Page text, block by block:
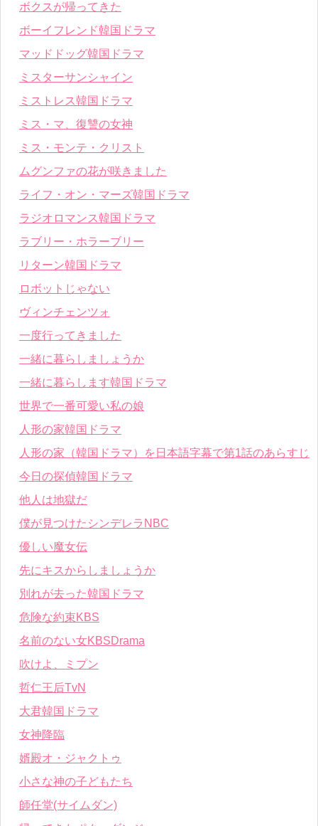
ボクスが帰ってきた
ボーイフレンド韓国ドラマ
マッドドッグ韓国ドラマ
ミスターサンシャイン
ミストレス韓国ドラマ
ミス・マ、復讐の女神
ミス・モンテ・クリスト
ムグンファの花が咲きました
ライフ・オン・マーズ韓国ドラマ
ラジオロマンス韓国ドラマ
ラブリー・ホラーブリー
リターン韓国ドラマ
ロボットじゃない
ヴィンチェンツォ
一度行ってきました
一緒に暮らしましょうか
一緒に暮らします韓国ドラマ
世界で一番可愛い私の娘
人形の家韓国ドラマ
人形の家（韓国ドラマ）を日本語字幕で第1話のあらすじ
今日の探偵韓国ドラマ
他人は地獄だ
僕が見つけたシンデレラNBC
優しい魔女伝
先にキスからしましょうか
別れが去った韓国ドラマ
危険な約束KBS
名前のない女KBSDrama
吹けよ、ミプン
哲仁王后TvN
大君韓国ドラマ
女神降臨
婿殿オ・ジャクトゥ
小さな神の子どもたち
師任堂(サイムダン)